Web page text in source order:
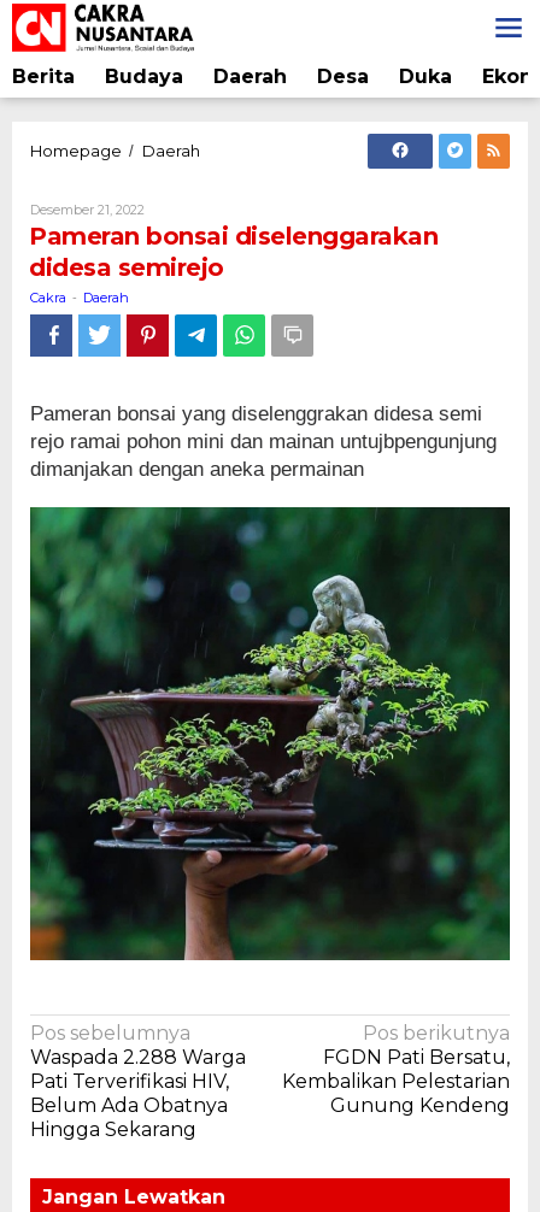
Lewati
ke
konten
Berita Budaya Daerah Desa Duka
Homepage / Daerah
didesa
semirejo
Desember 21, 2022
Cakra
Pameran bonsai diselenggarakan
didesa semirejo
Cakra - Daerah
Pameran bonsai yang diselenggrakan didesa semi
rejo ramai pohon mini dan mainan untujbpengunjung
dimanjakan dengan aneka permainan
Navigasi
pos
Pos sebelumnya
Waspada 2.288 Warga
Pati Terverifikasi HIV,
Belum Ada Obatnya
Hingga Sekarang
Pos berikutnya
FGDN Pati Bersatu,
Kembalikan Pelestarian
Gunung Kendeng
Jangan Lewatkan